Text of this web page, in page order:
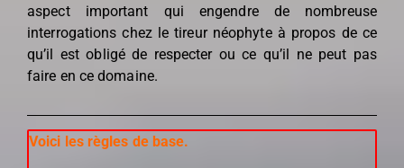
aspect important qui engendre de nombreuse
interrogations chez le tireur néophyte à propos de ce
qu’il est obligé de respecter ou ce qu’il ne peut pas
faire en ce domaine.
Voici les règles de base.